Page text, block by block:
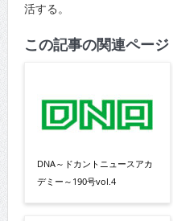
活する。
この記事の関連ページ
DNA～ドカントニュースアカ
デミー～190号vol.4